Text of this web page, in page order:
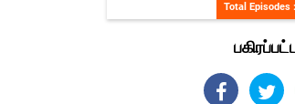
Total Episodes